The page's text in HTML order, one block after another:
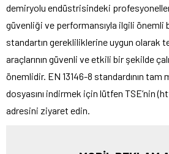
demiryolu endüstrisindeki
güvenliği ve performansıyla ilgili önemli
standartın gerekliliklerine uygun olarak
araçlarının güvenli ve etkili bir şekilde
önemlidir. EN 13146-8 standardının
dosyasını indirmek için lütfen
adresini ziyaret edin.